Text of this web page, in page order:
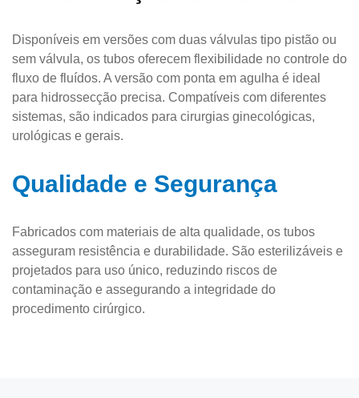
Disponíveis em versões com duas válvulas tipo pistão ou
sem válvula, os tubos oferecem flexibilidade no controle do
fluxo de fluídos. A versão com ponta em agulha é ideal
para hidrossecção precisa. Compatíveis com diferentes
sistemas, são indicados para cirurgias ginecológicas,
urológicas e gerais.
Qualidade e Segurança
Fabricados com materiais de alta qualidade, os tubos
asseguram resistência e durabilidade. São esterilizáveis e
projetados para uso único, reduzindo riscos de
contaminação e assegurando a integridade do
procedimento cirúrgico.